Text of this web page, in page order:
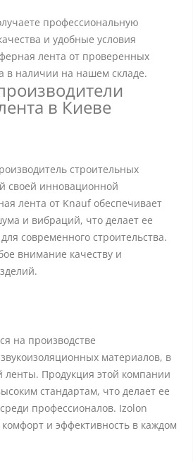
профессиональную
и удобные условия
лента от проверенных
в наличии на нашем складе.
в Киеве
строительных
своей инновационной
лента от Knauf обеспечивает
и вибраций, что делает ее
современного строительства.
внимание качеству и
на производстве
материалов, в
Продукция этой компании
стандартам, что делает ее
профессионалов. Izolon
и эффективность в каждом